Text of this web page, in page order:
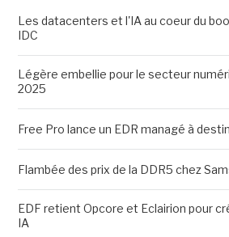
Les datacenters et l'IA au coeur du
IDC
Légère embellie pour le secteur
2025
Free Pro lance un EDR managé à
Flambée des prix de la DDR5 chez
EDF retient Opcore et Eclairion pour
IA